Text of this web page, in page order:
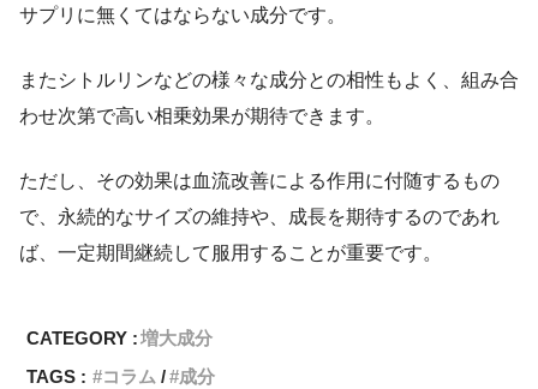
サプリに無くてはならない成分です。
またシトルリンなどの様々な成分との相性もよく、組み合
わせ次第で高い相乗効果が期待できます。
ただし、その効果は血流改善による作用に付随するもの
で、永続的なサイズの維持や、成長を期待するのであれ
ば、一定期間継続して服用することが重要です。
CATEGORY :増大成分
TAGS :
コラム 成分